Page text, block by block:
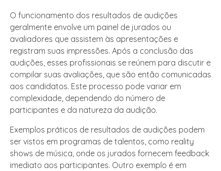
O funcionamento dos resultados de audições
geralmente envolve um painel de jurados ou
avaliadores que assistem às apresentações e
registram suas impressões. Após a conclusão das
audições, esses profissionais se reúnem para discutir e
compilar suas avaliações, que são então comunicadas
aos candidatos. Este processo pode variar em
complexidade, dependendo do número de
participantes e da natureza da audição.
Exemplos práticos de resultados de audições podem
ser vistos em programas de talentos, como reality
shows de música, onde os jurados fornecem feedback
imediato aos participantes. Outro exemplo é em